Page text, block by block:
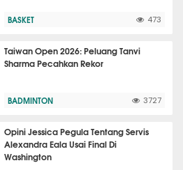
BASKET 473
Taiwan Open 2026: Peluang Tanvi
Sharma Pecahkan Rekor
BADMINTON 3727
Opini Jessica Pegula Tentang Servis
Alexandra Eala Usai Final Di
Washington